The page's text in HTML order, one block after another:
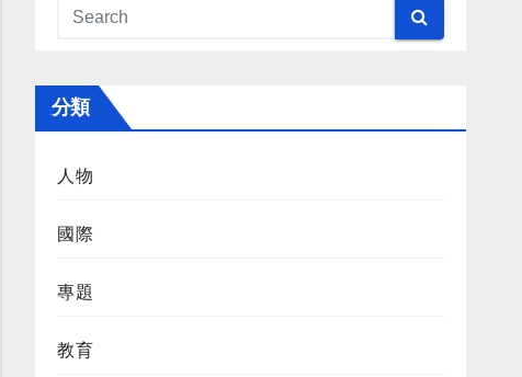
分類
人物
國際
專題
教育